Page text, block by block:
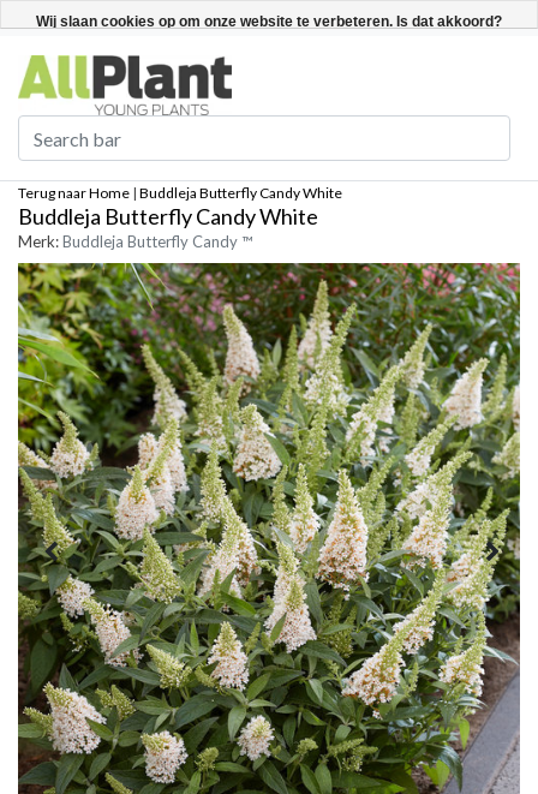
Registreren / Inloggen Nederlands
Terug naar Home | Buddleja Butterfly Candy White
Buddleja Butterfly Candy White
Merk:Buddleja Butterfly Candy ™
Wij slaan cookies op om onze website te verbeteren. Is dat akkoord?